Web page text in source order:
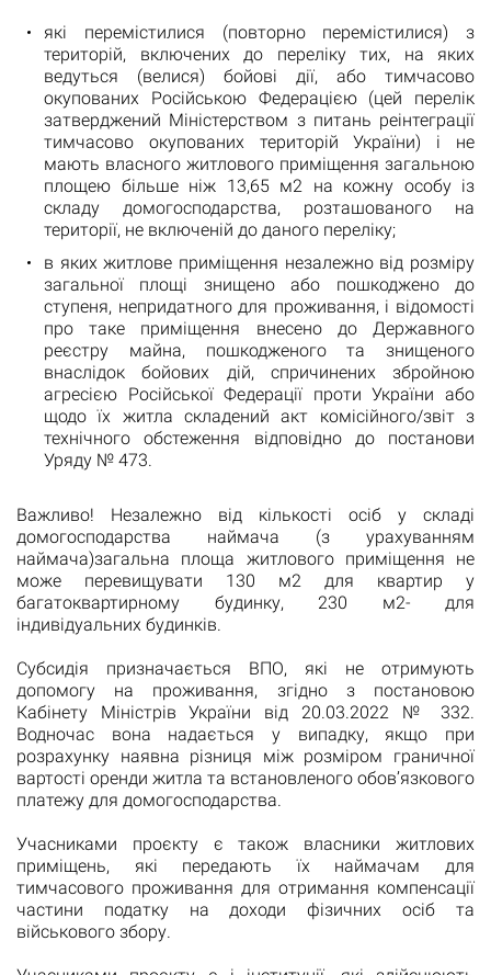
які перемістилися (повторно перемістилися) з
територій, включених до переліку тих, на яких
ведуться (велися) бойові дії, або тимчасово
окупованих Російською Федерацією (цей перелік
затверджений Міністерством з питань реінтеграції
тимчасово окупованих територій України) і не
мають власного житлового приміщення загальною
площею більше ніж 13,65 м2 на кожну особу із
складу домогосподарства, розташованого на
території, не включеній до даного переліку;
в яких житлове приміщення незалежно від розміру
загальної площі знищено або пошкоджено до
ступеня, непридатного для проживання, і відомості
про таке приміщення внесено до Державного
реєстру майна, пошкодженого та знищеного
внаслідок бойових дій, спричинених збройною
агресією Російської Федерації проти України або
щодо їх житла складений акт комісійного/звіт з
технічного обстеження відповідно до постанови
Уряду № 473.
Важливо! Незалежно від кількості осіб у складі
домогосподарства наймача (з урахуванням
наймача)загальна площа житлового приміщення не
може перевищувати 130 м2 для квартир у
багатоквартирному будинку, 230 м2- для
індивідуальних будинків.
Субсидія призначається ВПО, які не отримують
допомогу на проживання, згідно з постановою
Кабінету Міністрів України від 20.03.2022 № 332.
Водночас вона надається у випадку, якщо при
розрахунку наявна різниця між розміром граничної
вартості оренди житла та встановленого обов’язкового
платежу для домогосподарства.
Учасниками проєкту є також власники житлових
приміщень, які передають їх наймачам для
тимчасового проживання для отримання компенсації
частини податку на доходи фізичних осіб та
військового збору.